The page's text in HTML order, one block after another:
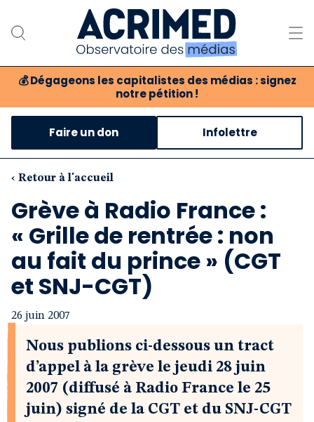
💰 Dégageons les capitalistes des médias : signez
notre pétition !
Notre association
Notre critique des médias
Nos propositions
Notre revue
Boutique
Faire un don Infolettre
‹ Retour à l'accueil
Grève à Radio France :
« Grille de rentrée : non
au fait du prince » (CGT
et SNJ-CGT)
26 juin 2007
Nous publions ci-dessous un tract
d’appel à la grève le jeudi 28 juin
2007 (diffusé à Radio France le 25
juin) signé de la CGT et du SNJ-CGT